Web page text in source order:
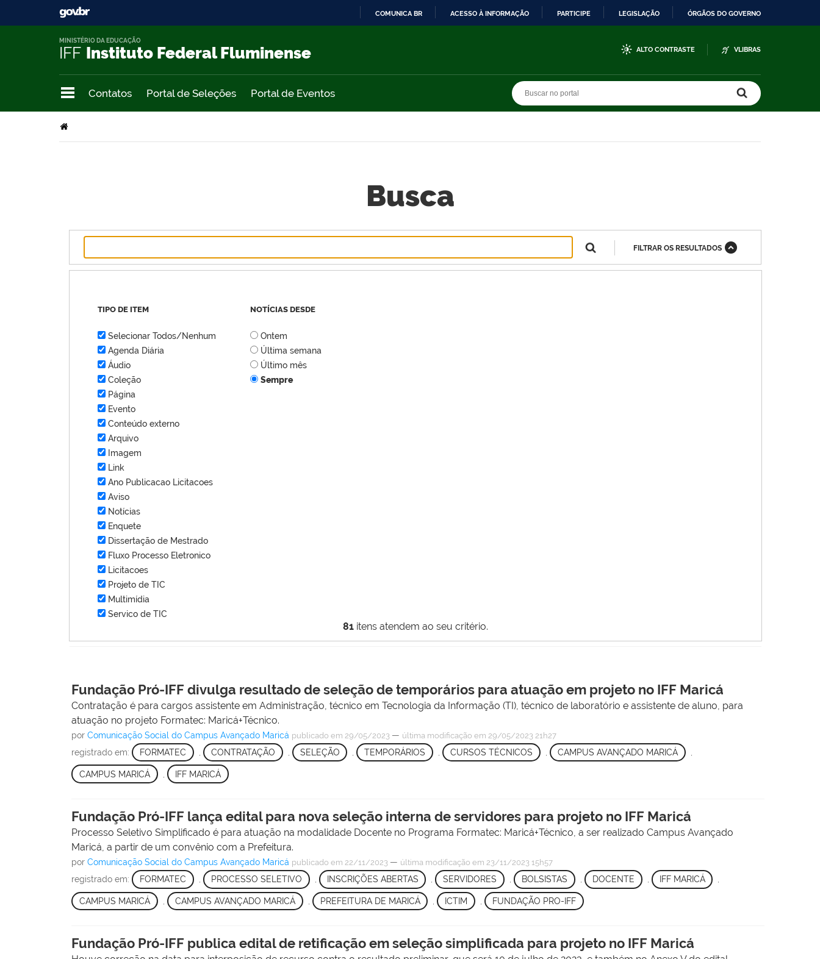
COMUNICA BR ACESSO À INFORMAÇÃO PARTICIPE LEGISLAÇÃO ÓRGÃOS DO GOVERNO
IFF Instituto Federal Fluminense
MINISTÉRIO DA EDUCAÇÃO
ALTO CONTRASTE VLIBRAS
Contatos Portal de Seleções Portal de Eventos
Busca
81 itens atendem ao seu critério.
FILTRAR OS RESULTADOS
TIPO DE ITEM
Selecionar Todos/Nenhum
Agenda Diária
Áudio
Coleção
Página
Evento
Conteúdo externo
Arquivo
Imagem
Link
Ano Publicacao Licitacoes
Aviso
Notícias
Enquete
Dissertação de Mestrado
Fluxo Processo Eletronico
Licitacoes
Projeto de TIC
Multimídia
Servico de TIC
NOTÍCIAS DESDE
Ontem
Última semana
Último mês
Sempre
Fundação Pró-IFF divulga resultado de seleção de temporários para atuação em projeto no IFF Maricá
Contratação é para cargos assistente em Administração, técnico em Tecnologia da Informação (TI), técnico de laboratório e assistente de aluno, para
atuação no projeto Formatec: Maricá+Técnico.
porComunicação Social do Campus Avançado Maricá publicado em 29/05/2023 — última modificação em 29/05/2023 21h27
registrado em: FORMATEC CONTRATAÇÃO SELEÇÃO , TEMPORÁRIOS , CURSOS TÉCNICOS CAMPUS AVANÇADO MARICÁ
CAMPUS MARICÁ IFF MARICÁ
Fundação Pró-IFF lança edital para nova seleção interna de servidores para projeto no IFF Maricá
Processo Seletivo Simplificado é para atuação na modalidade Docente no Programa Formatec: Maricá+Técnico, a ser realizado Campus Avançado
Maricá, a partir de um convênio com a Prefeitura.
porComunicação Social do Campus Avançado Maricá publicado em 22/11/2023 — última modificação em 23/11/2023 15h57
registrado em: FORMATEC , PROCESSO SELETIVO , INSCRIÇÕES ABERTAS , SERVIDORES , BOLSISTAS , DOCENTE , IFF MARICÁ ,
CAMPUS MARICÁ CAMPUS AVANÇADO MARICÁ PREFEITURA DE MARICÁ , ICTIM , FUNDAÇÃO PRO-IFF
Fundação Pró-IFF publica edital de retificação em seleção simplificada para projeto no IFF Maricá